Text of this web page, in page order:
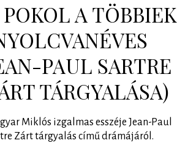
A TÖBBIEK
PAUL SARTRE
TÁRGYALÁSA)
Miklós izgalmas esszéje Jean-Paul
Zárt tárgyalás című drámájáról.